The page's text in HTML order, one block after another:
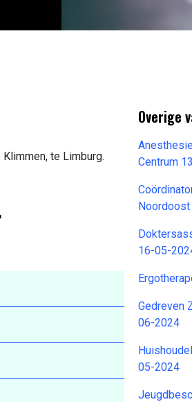
te Limburg.
Overige
Centrum
16-05-
Gedreven
06-2024
05-2024